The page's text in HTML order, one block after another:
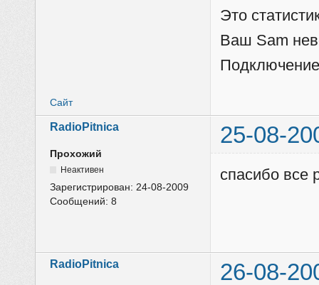
Это
Ваш Sam
Сайт
RadioPitnica 25-08-
Прохожий
Неактивен
Зарегистрирован:24-08-2009
Сообщений:8
спасибо все
RadioPitnica 26-08-